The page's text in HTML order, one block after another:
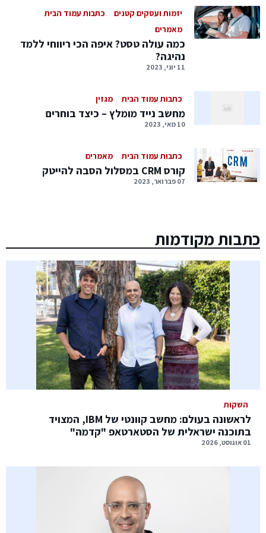
יזמות ועסקים קטנים
כתבות עמוד הבית
מאמרים
כמה עולה טסט? איפה הכי ריווחי ללמד
נהיגה?
11 יוני, 2023
כתבות עמוד הבית מגזין
מחשב נייד מומלץ – כיצד בוחרים
10 מאי, 2023
כתבות עמוד הבית מאמרים
קורס CRM במסלול הסבה להייטק
07 פברואר, 2023
כתבות מקודמות
השקות
לראשונה בעולם: מחשב קוונטי של IBM, המצויד
בתוכנה ישראלית של הסטארטאפ "קדמה"
01 אוגוסט, 2026